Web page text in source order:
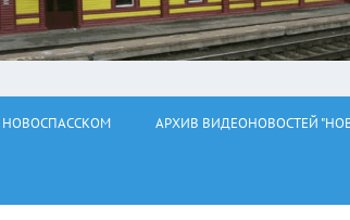
АРХИВ ВИДЕОНОВОСТЕЙ